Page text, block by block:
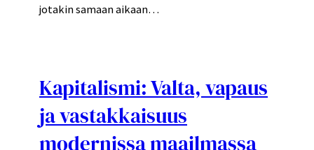
jotakin samaan aikaan…
Kapitalismi: Valta, vapaus
ja vastakkaisuus
modernissa maailmassa